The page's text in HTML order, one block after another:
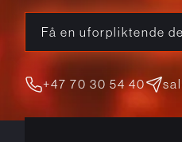
Få en uforpliktende
+47 70 30 54 40